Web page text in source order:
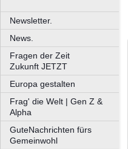
Newsletter.
News.
Fragen der Zeit
Zukunft JETZT
Europa gestalten
Frag' die Welt | Gen Z &
Alpha
GuteNachrichten fürs
Gemeinwohl